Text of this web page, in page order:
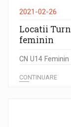
2021-02-26
Locatii
feminin
CN U14 Feminin
CONTINUARE